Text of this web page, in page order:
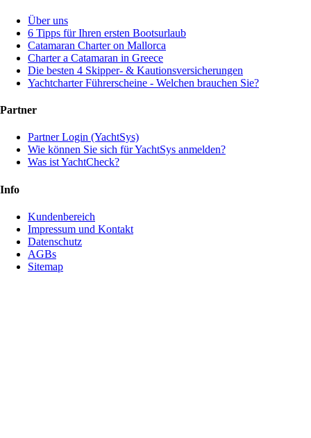
Über uns
6 Tipps für Ihren ersten Bootsurlaub
Catamaran Charter on Mallorca
Charter a Catamaran in Greece
Die besten 4 Skipper- & Kautionsversicherungen
Yachtcharter Führerscheine - Welchen brauchen Sie?
Partner
Partner Login (YachtSys)
Wie können Sie sich für YachtSys anmelden?
Was ist YachtCheck?
Info
Kundenbereich
Impressum und Kontakt
Datenschutz
AGBs
Sitemap